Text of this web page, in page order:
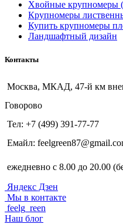
Хвойные крупномеры
Крупномеры
Купить крупномеры
Ландшафтный дизайн
Контакты
Москва, МКАД, 47-й км
Говорово
Тел: +7 (499) 391-77-77
Емайл:
ежедневно с 8.00 до 20.00
Яндекс Дзен
Мы в контакте
feelg_reen
Наш блог